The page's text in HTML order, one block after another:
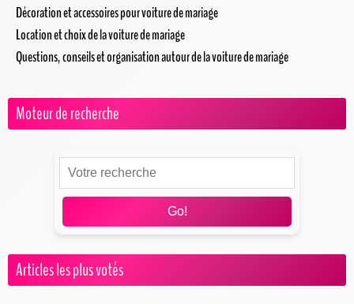
Décoration et accessoires pour voiture de mariage
Location et choix de la voiture de mariage
Questions, conseils et organisation autour de la voiture de mariage
Moteur de recherche
Go!
Articles les plus votés